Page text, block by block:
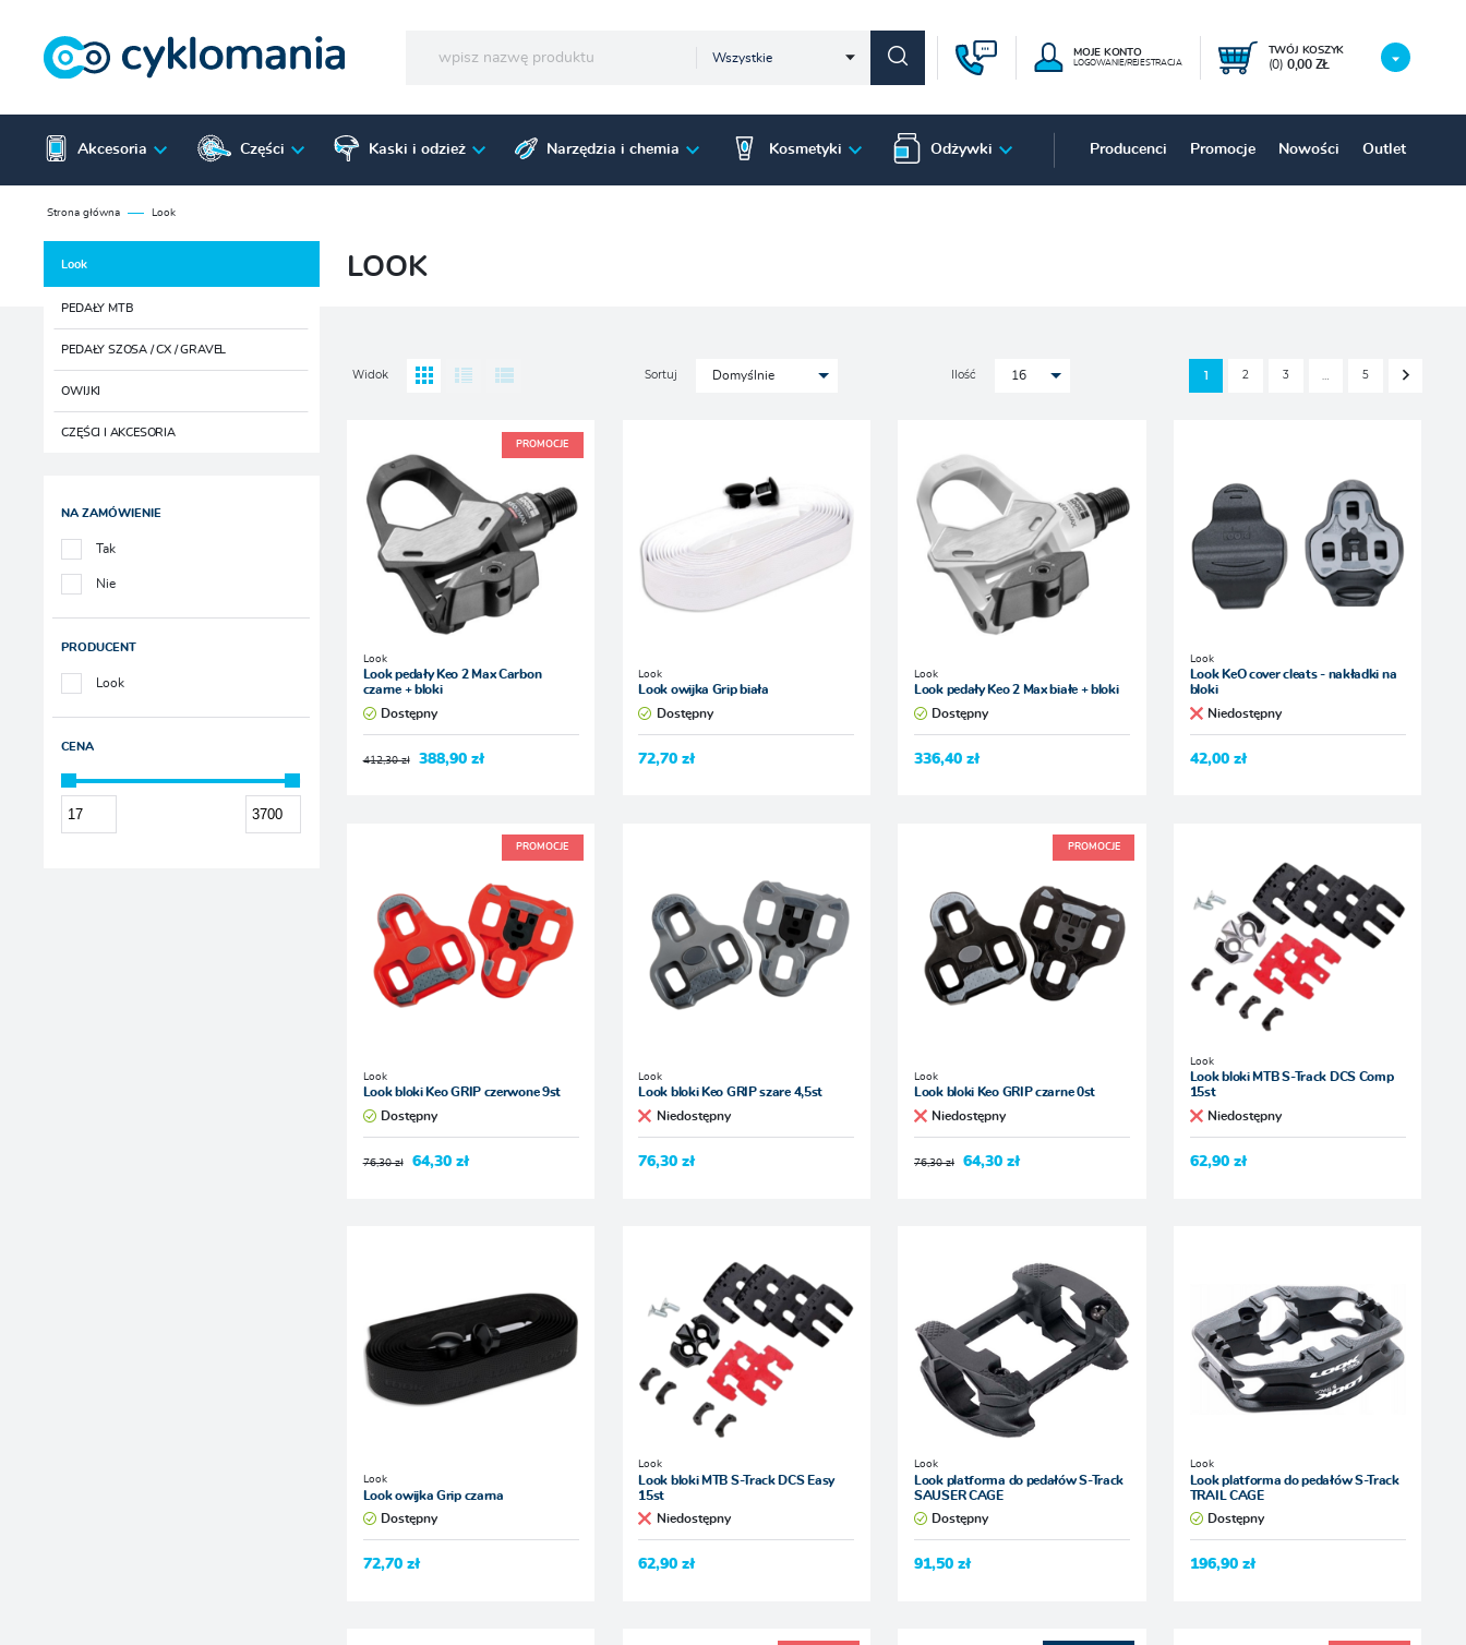
Wszystkie MOJE KONTO
LOGOWANIE/REJESTRACJA
TWÓJ KOSZYK
(0) 0,00 ZŁ
Akcesoria Części Kaski i odzież Narzędzia i chemia Kosmetyki Odżywki Producenci Promocje Nowości Outlet
Strona główna Look
Look
PEDAŁY MTB
PEDAŁY SZOSA / CX / GRAVEL
OWIJKI
CZĘŚCI I AKCESORIA
NA ZAMÓWIENIE
Tak
Nie
PRODUCENT
Look
CENA
LOOK
Widok Sortuj Domyślnie Ilość 16 1 2 3 … 5
PROMOCJE
Look
Look pedały Keo 2 Max Carbon
czarne + bloki
Dostępny
412,30 zł 388,90 zł
Look
Look owijka Grip biała
Dostępny
72,70 zł
Look
Look pedały Keo 2 Max białe + bloki
Dostępny
336,40 zł
Look
Look KeO cover cleats - nakładki na
bloki
Niedostępny
42,00 zł
PROMOCJE
Look
Look bloki Keo GRIP czerwone 9st
Dostępny
76,30 zł 64,30 zł
Look
Look bloki Keo GRIP szare 4,5st
Niedostępny
76,30 zł
PROMOCJE
Look
Look bloki Keo GRIP czarne 0st
Niedostępny
76,30 zł 64,30 zł
Look
Look bloki MTB S-Track DCS Comp
15st
Niedostępny
62,90 zł
Look
Look owijka Grip czarna
Dostępny
72,70 zł
Look
Look bloki MTB S-Track DCS Easy
15st
Niedostępny
62,90 zł
Look
Look platforma do pedałów S-Track
SAUSER CAGE
Dostępny
91,50 zł
Look
Look platforma do pedałów S-Track
TRAIL CAGE
Dostępny
196,90 zł